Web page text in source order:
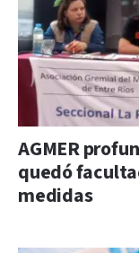
AGMER
quedó
medidas